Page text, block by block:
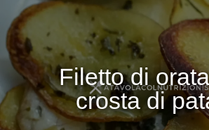
Filetto di
crosta di